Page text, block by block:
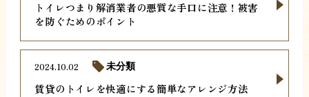
トイレつまり解消業者の悪質な手口に注意！被害
を防ぐためのポイント
賃貸のトイレを快適にする簡単なアレンジ方法
2024.10.02 未分類